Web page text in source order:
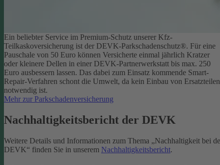
Ein beliebter Service im Premium-Schutz unserer Kfz-
Teilkaskoversicherung ist der DEVK-Parkschadenschutz®. Für eine
Pauschale von 50 Euro können Versicherte einmal jährlich Kratzer
oder kleinere Dellen in einer DEVK-Partnerwerkstatt bis max. 250
Euro ausbessern lassen. Das dabei zum Einsatz kommende Smart-
Repair-Verfahren schont die Umwelt, da kein Einbau von Ersatzteilen
notwendig ist.
Mehr zur Parkschadenversicherung
Nachhaltigkeitsbericht der DEVK
Weitere Details und Informationen zum Thema „Nachhaltigkeit bei
DEVK“ finden Sie in unserem Nachhaltigkeitsbericht.